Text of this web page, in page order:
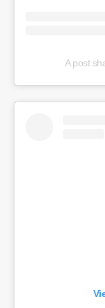
A post